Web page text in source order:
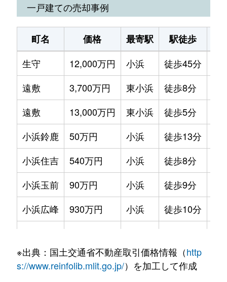
一戸建ての売却事例
町名 価格 最寄駅 駅徒歩
生守
12,000万円 小浜 徒歩45分
遠敷
3,700万円 東小浜 徒歩8分
遠敷
13,000万円 東小浜 徒歩5分
小浜鈴鹿
50万円 小浜 徒歩13分
小浜住吉
540万円 小浜 徒歩8分
小浜玉前
90万円 小浜 徒歩9分
小浜広峰
930万円 小浜 徒歩10分
小松原
350万円 小浜 徒歩45分
※出典：国土交通省不動産取引価格情報（http
s://www.reinfolib.mlit.go.jp/）を加工して作成